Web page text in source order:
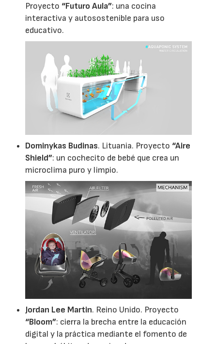
Proyecto “Futuro Aula”: una cocina
interactiva y autosostenible para uso
educativo.
Dominykas Budinas. Lituania. Proyecto “Aire
Shield”: un cochecito de bebé que crea un
microclima puro y limpio.
Jordan Lee Martin. Reino Unido. Proyecto
“Bloom”: cierra la brecha entre la educación
digital y la práctica mediante el fomento de